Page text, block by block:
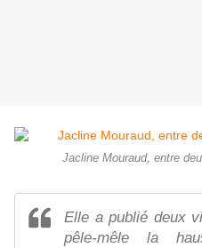
Jacline Mouraud, entre
Elle a publié deux
pêle-mêle la